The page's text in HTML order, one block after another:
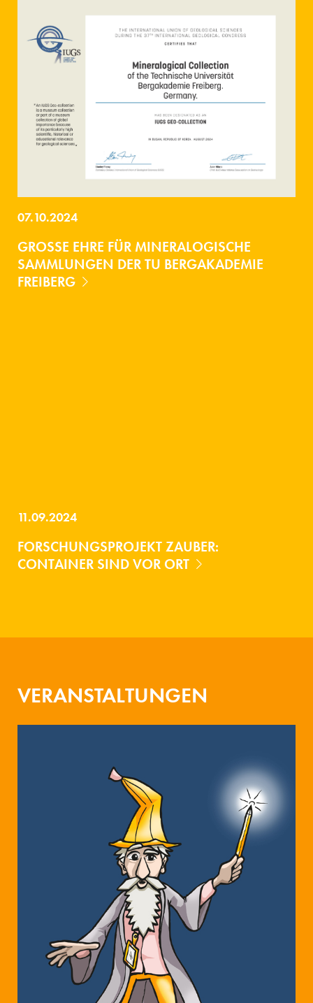
07.10.2024
GROSSE EHRE FÜR MINERALOGISCHE S
AMMLUNGEN DER TU BERGAKADEMIE F
REIBERG
11.09.2024
FORSCHUNGSPROJEKT ZAUBER:
CONTAINER SIND VOR ORT
VERANSTALTUNGEN